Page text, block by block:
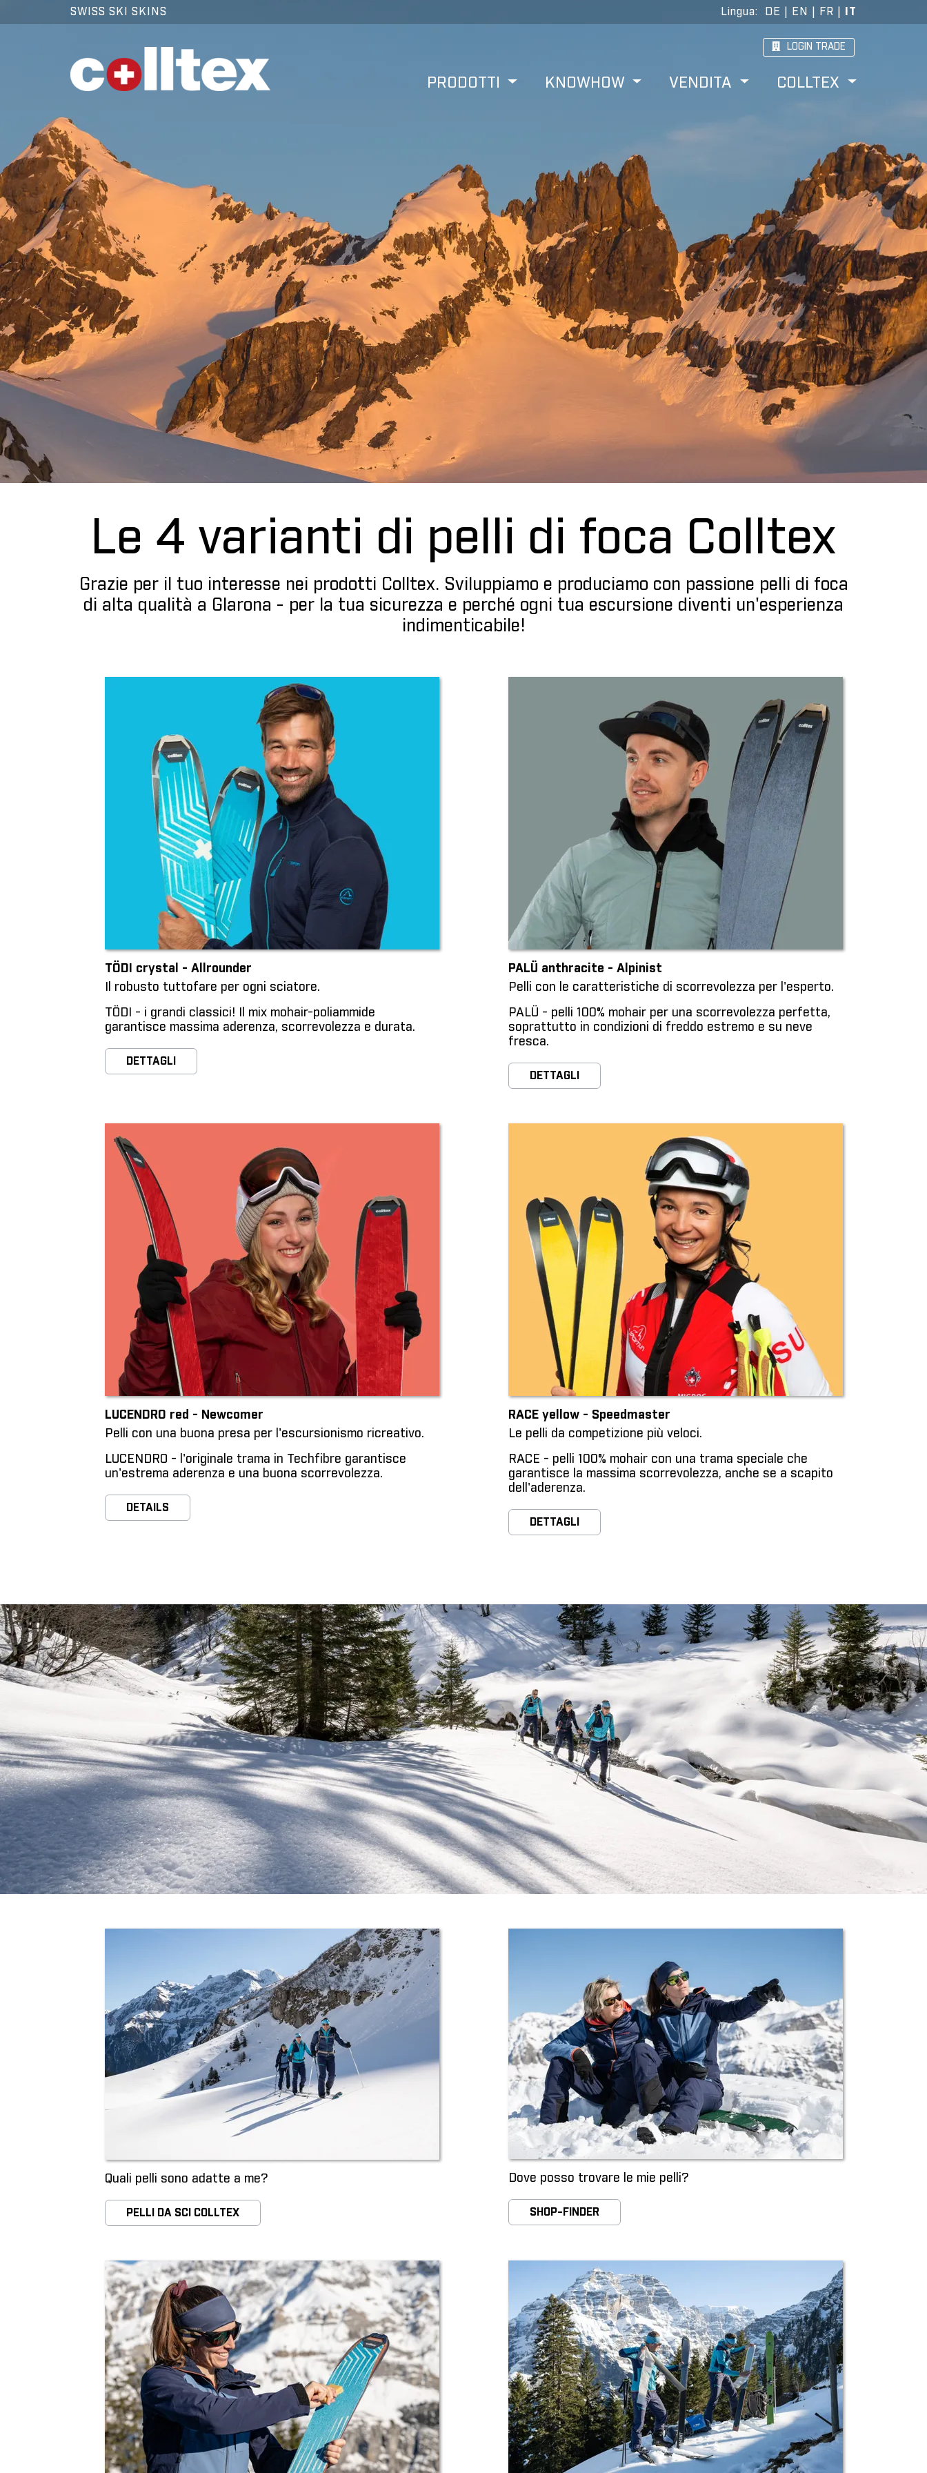
SWISS SKI SKINS Lingua: DE EN FR IT
LOGIN TRADE
PRODOTTI KNOWHOW VENDITA COLLTEX
Le 4 varianti di pelli di foca Colltex
Grazie per il tuo interesse nei prodotti Colltex. Sviluppiamo e produciamo con passione pelli di foca
di alta qualità a Glarona - per la tua sicurezza e perché ogni tua escursione diventi un'esperienza
indimenticabile!
TÖDI crystal - Allrounder
Il robusto tuttofare per ogni sciatore.
TÖDI - i grandi classici! Il mix mohair-poliammide
garantisce massima aderenza, scorrevolezza e durata.
DETTAGLI
PALÜ anthracite - Alpinist
Pelli con le caratteristiche di scorrevolezza per l'esperto.
PALÜ - pelli 100% mohair per una scorrevolezza perfetta,
soprattutto in condizioni di freddo estremo e su neve
fresca.
DETTAGLI
LUCENDRO red - Newcomer
Pelli con una buona presa per l'escursionismo ricreativo.
LUCENDRO - l'originale trama in Techfibre garantisce
un'estrema aderenza e una buona scorrevolezza.
DETAILS
RACE yellow - Speedmaster
Le pelli da competizione più veloci.
RACE - pelli 100% mohair con una trama speciale che
garantisce la massima scorrevolezza, anche se a scapito
dell'aderenza.
DETTAGLI
Quali pelli sono adatte a me?
PELLI DA SCI COLLTEX
Dove posso trovare le mie pelli?
SHOP-FINDER